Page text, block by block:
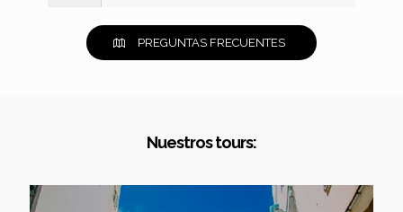
PREGUNTAS FRECUENTES
Nuestros tours: